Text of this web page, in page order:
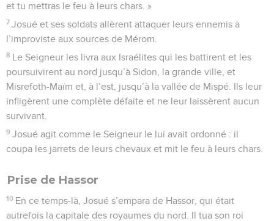
et tu mettras le feu à leurs chars. »
7 Josué et ses soldats allèrent attaquer leurs ennemis à
l’improviste aux sources de Mérom.
8 Le Seigneur les livra aux Israélites qui les battirent et les
poursuivirent au nord jusqu’à Sidon, la grande ville, et
Misrefoth-Maïm et, à l’est, jusqu’à la vallée de Mispé. Ils leur
infligèrent une complète défaite et ne leur laissèrent aucun
survivant.
9 Josué agit comme le Seigneur le lui avait ordonné : il
coupa les jarrets de leurs chevaux et mit le feu à leurs chars.
Prise de Hassor
10 En ce temps-là, Josué s’empara de Hassor, qui était
autrefois la capitale des royaumes du nord. Il tua son roi